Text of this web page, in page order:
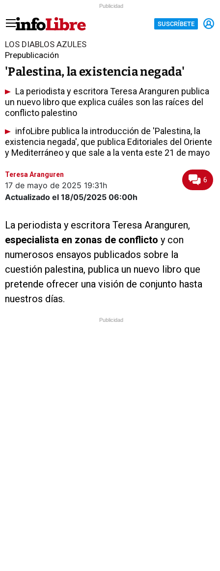
Publicidad
SUSCRÍBETE
LOS DIABLOS AZULES
Prepublicación
'Palestina, la existencia negada'
La periodista y escritora Teresa Aranguren publica
un nuevo libro que explica cuáles son las raíces del
conflicto palestino
infoLibre publica la introducción de 'Palestina, la
existencia negada', que publica Editoriales del Oriente
y Mediterráneo y que sale a la venta este 21 de mayo
Teresa Aranguren
17 de mayo de 2025 19:31h
Actualizado el 18/05/2025 06:00h
6
La periodista y escritora Teresa Aranguren,
especialista en zonas de conflicto y con
numerosos ensayos publicados sobre la
cuestión palestina, publica un nuevo libro que
pretende ofrecer una visión de conjunto hasta
nuestros días.
Publicidad